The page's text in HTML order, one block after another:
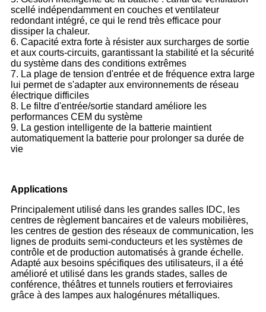
scellé indépendamment en couches et ventilateur
redondant intégré, ce qui le rend très efficace pour
dissiper la chaleur.
6. Capacité extra forte à résister aux surcharges de sortie
et aux courts-circuits, garantissant la stabilité et la sécurité
du système dans des conditions extrêmes
7. La plage de tension d'entrée et de fréquence extra large
lui permet de s'adapter aux environnements de réseau
électrique difficiles
8. Le filtre d'entrée/sortie standard améliore les
performances CEM du système
9. La gestion intelligente de la batterie maintient
automatiquement la batterie pour prolonger sa durée de
vie
Applications
Principalement utilisé dans les grandes salles IDC, les
centres de règlement bancaires et de valeurs mobilières,
les centres de gestion des réseaux de communication, les
lignes de produits semi-conducteurs et les systèmes de
contrôle et de production automatisés à grande échelle.
Adapté aux besoins spécifiques des utilisateurs, il a été
amélioré et utilisé dans les grands stades, salles de
conférence, théâtres et tunnels routiers et ferroviaires
grâce à des lampes aux halogénures métalliques.